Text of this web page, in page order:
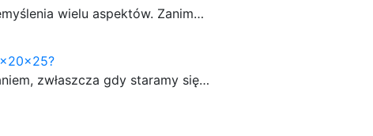
wielu aspektów. Zanim…
zwłaszcza gdy staramy się…